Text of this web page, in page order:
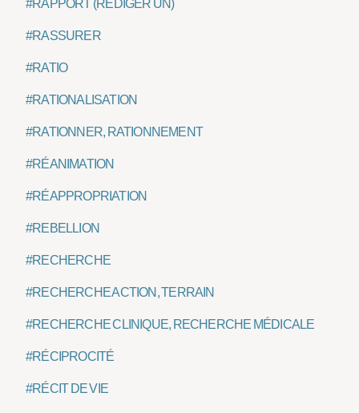
#RAPPORT (RÉDIGER UN)
#RASSURER
#RATIO
#RATIONALISATION
#RATIONNER, RATIONNEMENT
#RÉANIMATION
#RÉAPPROPRIATION
#REBELLION
#RECHERCHE
#RECHERCHE ACTION, TERRAIN
#RECHERCHE CLINIQUE, RECHERCHE MÉDICALE
#RÉCIPROCITÉ
#RÉCIT DE VIE